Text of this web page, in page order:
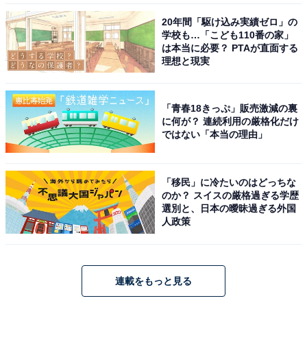
20年間「駆け込み実績ゼロ」の
学校も…「こども110番の家」
は本当に必要？ PTAが直面する
理想と現実
「青春18きっぷ」販売激減の裏
に何が？ 連続利用の厳格化だけ
ではない「本当の理由」
「移民」に冷たいのはどっちな
のか？ スイスの厳格過ぎる学歴
選別と、日本の曖昧過ぎる外国
人政策
連載をもっと見る